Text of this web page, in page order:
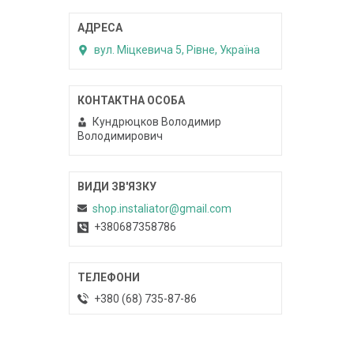
вул. Міцкевича 5, Рівне, Україна
Кундрюцков Володимир
Володимирович
shop.instaliator@gmail.com
+380687358786
+380 (68) 735-87-86